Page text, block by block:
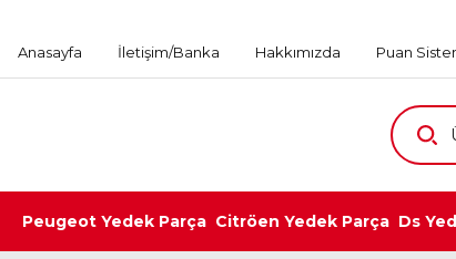
Anasayfa İletişim/Banka Hakkımızda Puan
Peugeot Yedek Parça Citröen Yedek Parça Ds